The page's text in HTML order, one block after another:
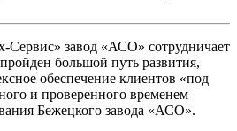
Сервис» завод «АСО» сотрудничает
большой путь развития,
обеспечение клиентов «под
и проверенного временем
Бежецкого завода «АСО».